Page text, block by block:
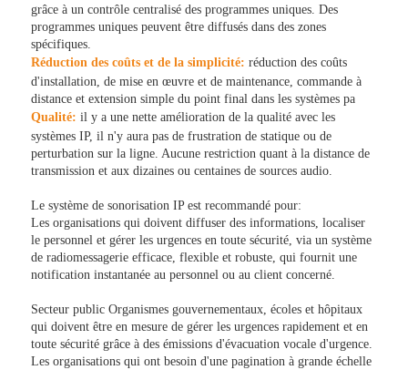
grâce à un contrôle centralisé des programmes uniques. Des
programmes uniques peuvent être diffusés dans des zones
spécifiques.
Réduction des coûts et de la simplicité: réduction des coûts
d'installation, de mise en œuvre et de maintenance, commande à
distance et extension simple du point final dans les systèmes pa
Qualité: il y a une nette amélioration de la qualité avec les
systèmes IP, il n'y aura pas de frustration de statique ou de
perturbation sur la ligne. Aucune restriction quant à la distance de
transmission et aux dizaines ou centaines de sources audio.
Le système de sonorisation IP est recommandé pour:
Les organisations qui doivent diffuser des informations, localiser
le personnel et gérer les urgences en toute sécurité, via un système
de radiomessagerie efficace, flexible et robuste, qui fournit une
notification instantanée au personnel ou au client concerné.
Secteur public Organismes gouvernementaux, écoles et hôpitaux
qui doivent être en mesure de gérer les urgences rapidement et en
toute sécurité grâce à des émissions d'évacuation vocale d'urgence.
Les organisations qui ont besoin d'une pagination à grande échelle